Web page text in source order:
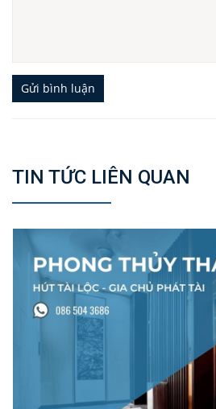
Gửi bình luận
TIN TỨC LIÊN QUAN